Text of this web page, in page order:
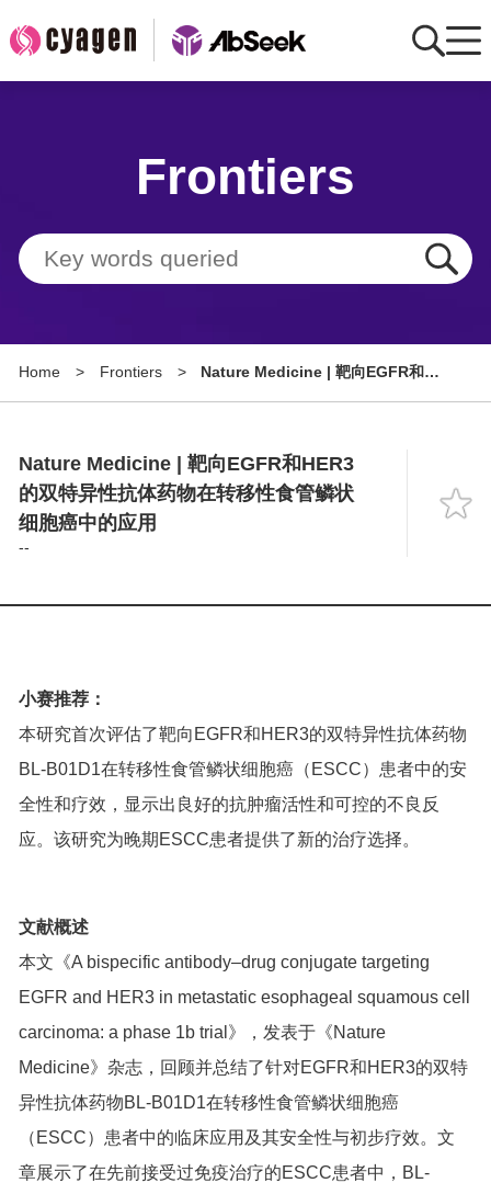
Tools
About
Language
Frontiers
Home > Frontiers >
Nature Medicine | 靶向EGFR和
Nature Medicine | 靶向EGFR和HER3
的双特异性抗体药物在转移性食管鳞状
细胞癌中的应用
--
小赛推荐：
本研究首次评估了靶向EGFR和HER3的双特异性抗体药物
BL-B01D1在转移性食管鳞状细胞癌（ESCC）患者中的安
全性和疗效，显示出良好的抗肿瘤活性和可控的不良反
应。该研究为晚期ESCC患者提供了新的治疗选择。
文献概述
本文《A bispecific antibody–drug conjugate targeting
EGFR and HER3 in metastatic esophageal squamous cell
carcinoma: a phase 1b trial》，发表于《Nature
Medicine》杂志，回顾并总结了针对EGFR和HER3的双特
异性抗体药物BL-B01D1在转移性食管鳞状细胞癌
（ESCC）患者中的临床应用及其安全性与初步疗效。文
章展示了在先前接受过免疫治疗的ESCC患者中，BL-